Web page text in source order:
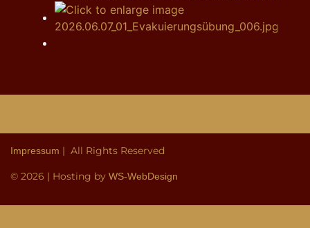
Impressum | All Rights Reserved
© 2026 | Hosting by WS-WebDesign